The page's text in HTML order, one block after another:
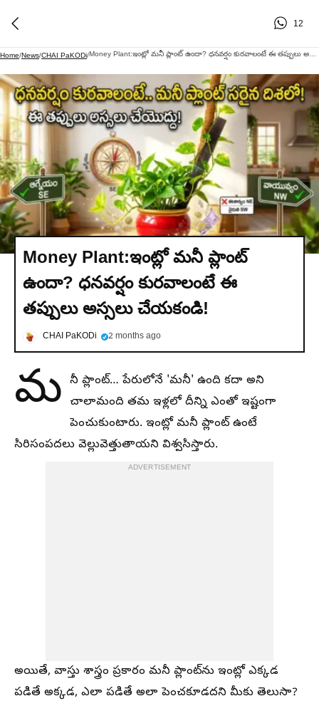
12
Home/News/CHAI PaKODi/
Money Plant:ఇంట్లో మనీ ప్లాంట్
ఉందా? ధనవర్షం కురవాలంటే ఈ
తప్పులు అస్సలు చేయకండి!
CHAI PaKODi 2 months ago
మ నీ ప్లాంట్… పేరులోనే 'మనీ' ఉంది కదా అని
చాలామంది తమ ఇళ్లలో దీన్ని ఎంతో ఇష్టంగా
పెంచుకుంటారు. ఇంట్లో మనీ ప్లాంట్ ఉంటే
సిరిసంపదలు వెల్లువెత్తుతాయని విశ్వసిస్తారు.
ADVERTISEMENT
అయితే, వాస్తు శాస్త్రం ప్రకారం మనీ ప్లాంట్‌ను ఇంట్లో ఎక్కడ
పడితే అక్కడ, ఎలా పడితే అలా పెంచకూడదని మీకు తెలుసా?